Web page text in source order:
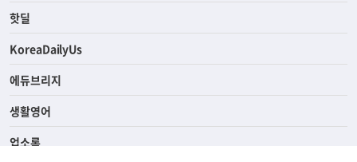
핫딜
KoreaDailyUs
에듀브리지
생활영어
업소록